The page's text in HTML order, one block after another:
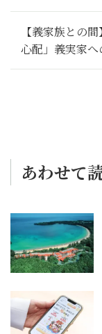
ーケット」
【義家族との
心配」義実家
なのに…～その
あわせて